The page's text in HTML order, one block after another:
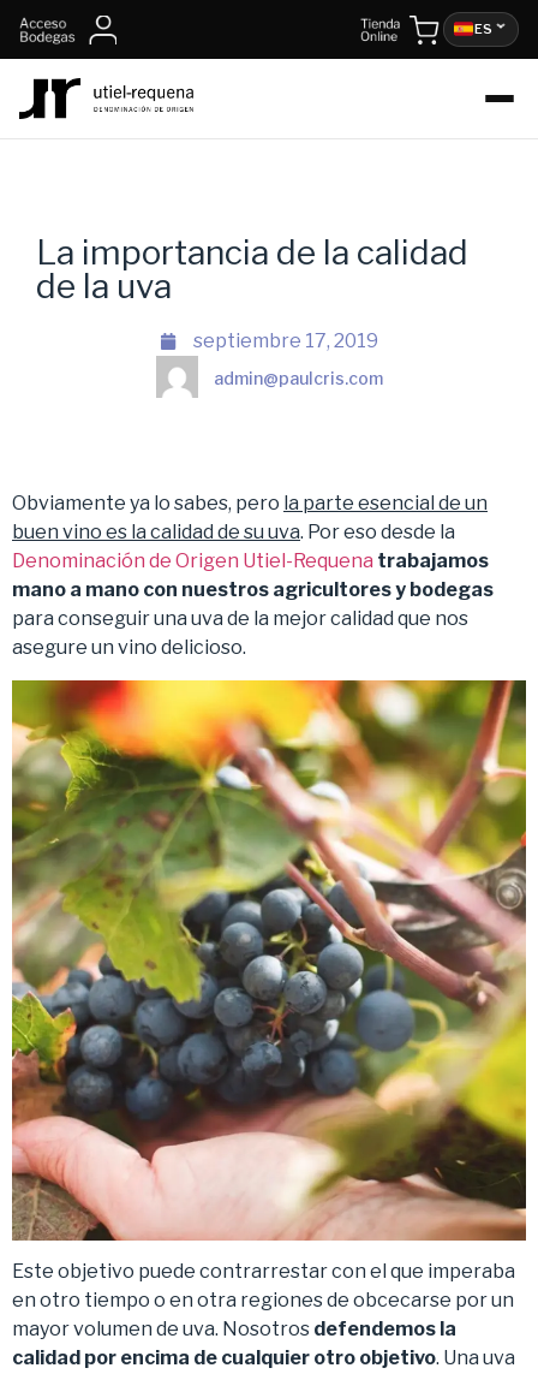
ES
La importancia de la calidad
de la uva
septiembre 17, 2019
admin@paulcris.com
Obviamente ya lo sabes, pero la parte esencial de un
buen vino es la calidad de su uva. Por eso desde la
Denominación de Origen Utiel-Requena trabajamos
mano a mano con nuestros agricultores y bodegas
para conseguir una uva de la mejor calidad que nos
asegure un vino delicioso.
Este objetivo puede contrarrestar con el que imperaba
en otro tiempo o en otra regiones de obcecarse por un
mayor volumen de uva. Nosotros defendemos la
calidad por encima de cualquier otro objetivo. Una uva